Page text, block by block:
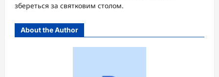
збереться за святковим столом.
About the Author